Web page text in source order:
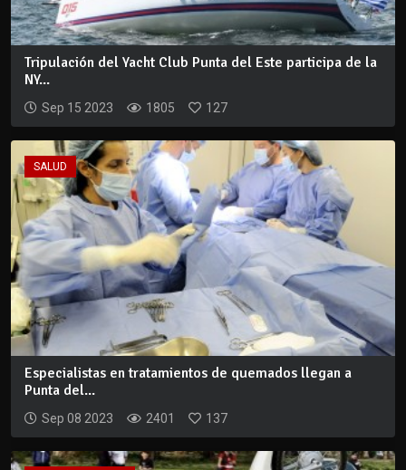
Tripulación del Yacht Club Punta del Este participa de la
NY...
Sep 15 2023 1805 127
SALUD
Especialistas en tratamientos de quemados llegan a
Punta del...
Sep 08 2023 2401 137